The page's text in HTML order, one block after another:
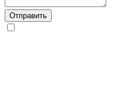
Отправить